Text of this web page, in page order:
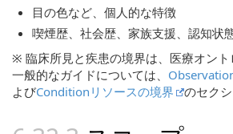
目の色など、個人的な特徴
喫煙歴、社会歴、家族支援、認知状
※ 臨床所見と疾患の境界は、医療オント
一般的なガイドについては、
よびConditionリソースの境界 のセク